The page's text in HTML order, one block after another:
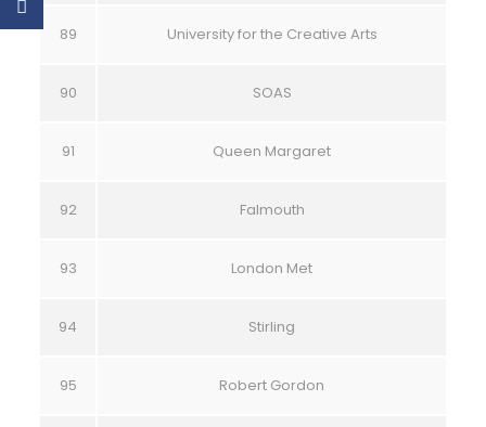
89 University for the Creative Arts
90 SOAS
91 Queen Margaret
92 Falmouth
93 London Met
94 Stirling
95 Robert Gordon